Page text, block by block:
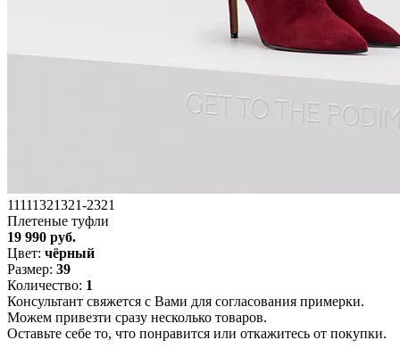
11111321321-2321
Плетеные туфли
19 990 руб.
Цвет: чёрный
Размер: 39
Количество: 1
Консультант свяжется с Вами для согласования примерки.
Можем привезти сразу несколько товаров.
Оставьте себе то, что понравится или откажитесь от покупки.